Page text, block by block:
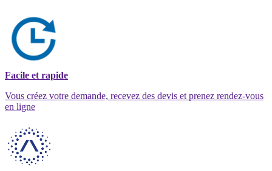
Facile et rapide
Vous créez votre demande, recevez des devis et prenez rendez-vous
en ligne